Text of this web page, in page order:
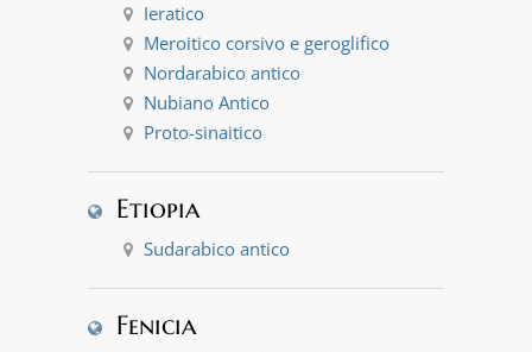
Ieratico
Meroitico corsivo e geroglifico
Nordarabico antico
Nubiano Antico
Proto-sinaitico
Etiopia
Sudarabico antico
Fenicia